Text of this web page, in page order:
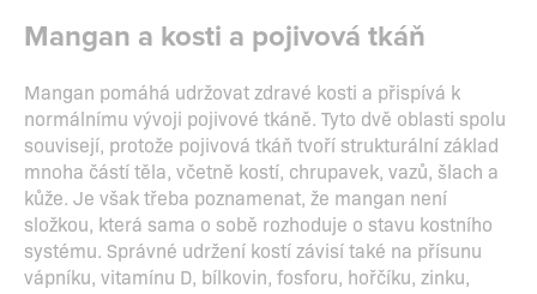
Mangan a kosti a pojivová tkáň
Mangan pomáhá udržovat zdravé kosti a přispívá k
normálnímu vývoji pojivové tkáně. Tyto dvě oblasti spolu
souvisejí, protože pojivová tkáň tvoří strukturální základ
mnoha částí těla, včetně kostí, chrupavek, vazů, šlach a
kůže. Je však třeba poznamenat, že mangan není
složkou, která sama o sobě rozhoduje o stavu kostního
systému. Správné udržení kostí závisí také na přísunu
vápníku, vitamínu D, bílkovin, fosforu, hořčíku, zinku,